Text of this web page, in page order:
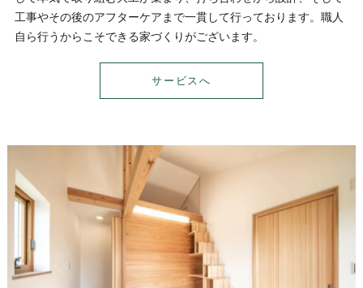
工事やその後のアフターケアまで一貫して行っております。職人
自ら行うからこそできる家づくりがございます。
サービスへ